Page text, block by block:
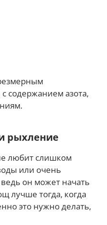
содержанием азота,
рыхление
любит слишком
или очень
он может начать
лучше тогда, когда
это нужно делать,